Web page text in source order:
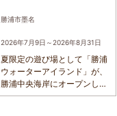
勝浦市墨名
2026年7月9日～2026年8月31日
夏限定の遊び場として「勝浦
ウォーターアイランド」が、
勝浦中央海岸にオープンしま
す。海上のオ...